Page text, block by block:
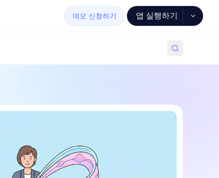
데모 신청하기 앱 실행하기